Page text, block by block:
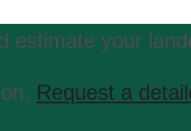
estimate your
Request a